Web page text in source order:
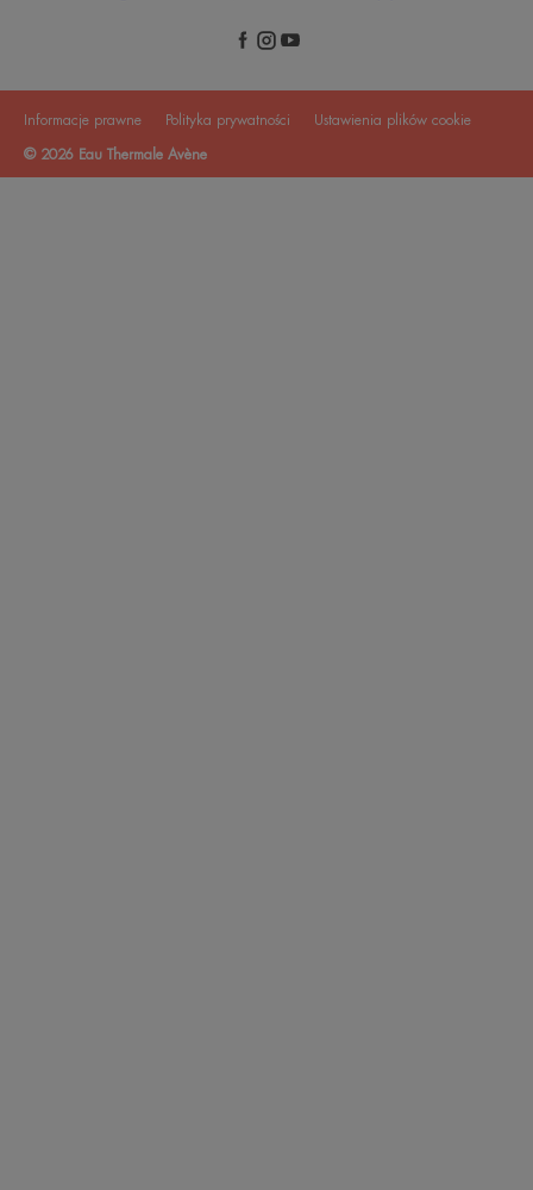
Informacje prawne Polityka prywatności Ustawienia plików cookie
© 2026 Eau Thermale Avène